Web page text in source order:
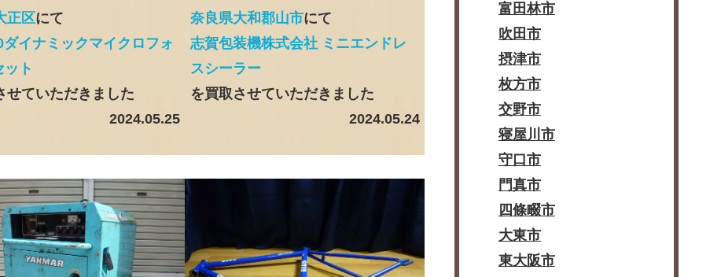
正区にて
イナミックマイクロフォ
ット
せていただきました
2024.05.25
奈良県大和郡山市にて
志賀包装機株式会社 ミニエンドレ
スシーラー
を買取させていただきました
2024.05.24
富田林市
吹田市
摂津市
枚方市
交野市
寝屋川市
守口市
門真市
四條畷市
大東市
東大阪市